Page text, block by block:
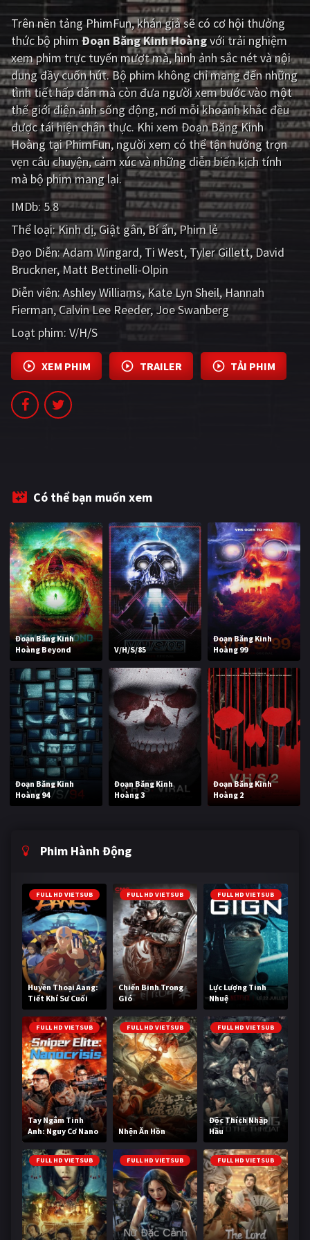
Giật gân Gia đình
Bí ẩn Lịch sử
Viễn Tây Tiểu sử
GameShow DramaTV
QUỐC GIA
Âu - Mỹ Trung Quốc - Hồng Kông
Hàn Quốc Nhật Bản
Ấn Độ Việt Nam
Tổng hợp
CẬP NHẬT
PHIM MỚI
PHIM BỘ
PHIM LẺ
PHIM CHIẾU RẠP
Trên nền tảngPhimFun, khán giả sẽ có cơ hội thưởng
thức bộ phim Đoạn Băng Kinh Hoàngvới trải nghiệm
xem phim trực tuyến mượt mà, hình ảnh sắc nét và nội
dung đầy cuốn hút. Bộ phim không chỉ mang đến những
tình tiết hấp dẫn mà còn đưa người xem bước vào một
thế giới điện ảnh sống động, nơi mỗi khoảnh khắc đều
được tái hiện chân thực. Khi xem Đoạn Băng Kinh
Hoàng tại PhimFun, người xem có thể tận hưởng trọn
vẹn câu chuyện, cảm xúc và những diễn biến kịch tính
mà bộ phim mang lại.
IMDb: 5.8
Thể loại:Kinh dị Giật gân Bí ẩn Phim lẻ
Đạo Diễn:Adam Wingard Ti West Tyler Gillett David
Bruckner Matt Bettinelli-Olpin
Diễn viên:Ashley Williams Kate Lyn Sheil Hannah
Fierman Calvin Lee Reeder Joe Swanberg
Loạt phim: V/H/S
XEM PHIM TRAILER TẢI PHIM
Có thể bạn muốn xem
Đoạn Băng Kinh
Hoàng Beyond
V/H/S/85
Đoạn Băng Kinh
Hoàng 99
Đoạn Băng Kinh
Hoàng 94
Đoạn Băng Kinh
Hoàng 3
Đoạn Băng Kinh
Hoàng 2
Phim Hành Động
FULL HD VIETSUB
Huyền Thoại Aang:
Tiết Khí Sư Cuối
Cùng
FULL HD VIETSUB
Chiến Binh Trong
Gió
FULL HD VIETSUB
Lực Lượng Tinh
Nhuệ
FULL HD VIETSUB
Tay Ngắm Tinh
Anh: Nguy Cơ Nano
FULL HD VIETSUB
Nhện Ăn Hồn
FULL HD VIETSUB
Độc Thích Nhập
Hầu
FULL HD VIETSUB FULL HD VIETSUB FULL HD VIETSUB